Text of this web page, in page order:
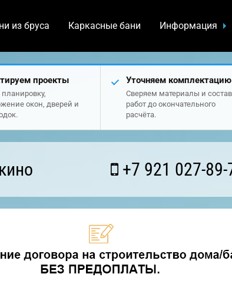
из бруса Каркасные бани Информация
проекты
окон, дверей и
Уточняем комплектацию
Сверяем материалы и состав
работ до окончательного
расчёта.
+7 921 027-89-